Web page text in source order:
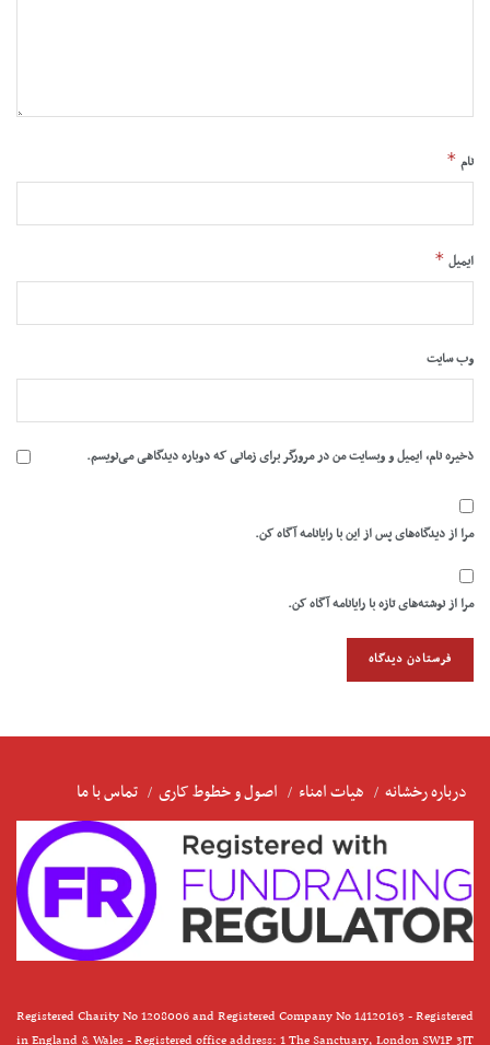
نام *
ایمیل *
وب‌ سایت
ذخیره نام، ایمیل و وبسایت من در مرورگر برای زمانی که دوباره دیدگاهی می‌نویسم.
مرا از دیدگاه‌های پس از این با رایانامه آگاه کن.
مرا از نوشته‌های تازه با رایانامه آگاه کن.
درباره رخشانه هیات امناء اصول و خطوط کاری تماس با ما
Registered Charity No 1208006 and Registered Company No 14120163 - Registered
in England & Wales - Registered office address: 1 The Sanctuary, London SW1P 3JT